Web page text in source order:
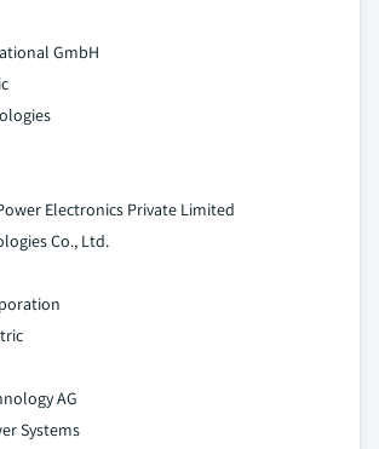
GmbH
Electronics Private Limited
Co., Ltd.
AG
Systems